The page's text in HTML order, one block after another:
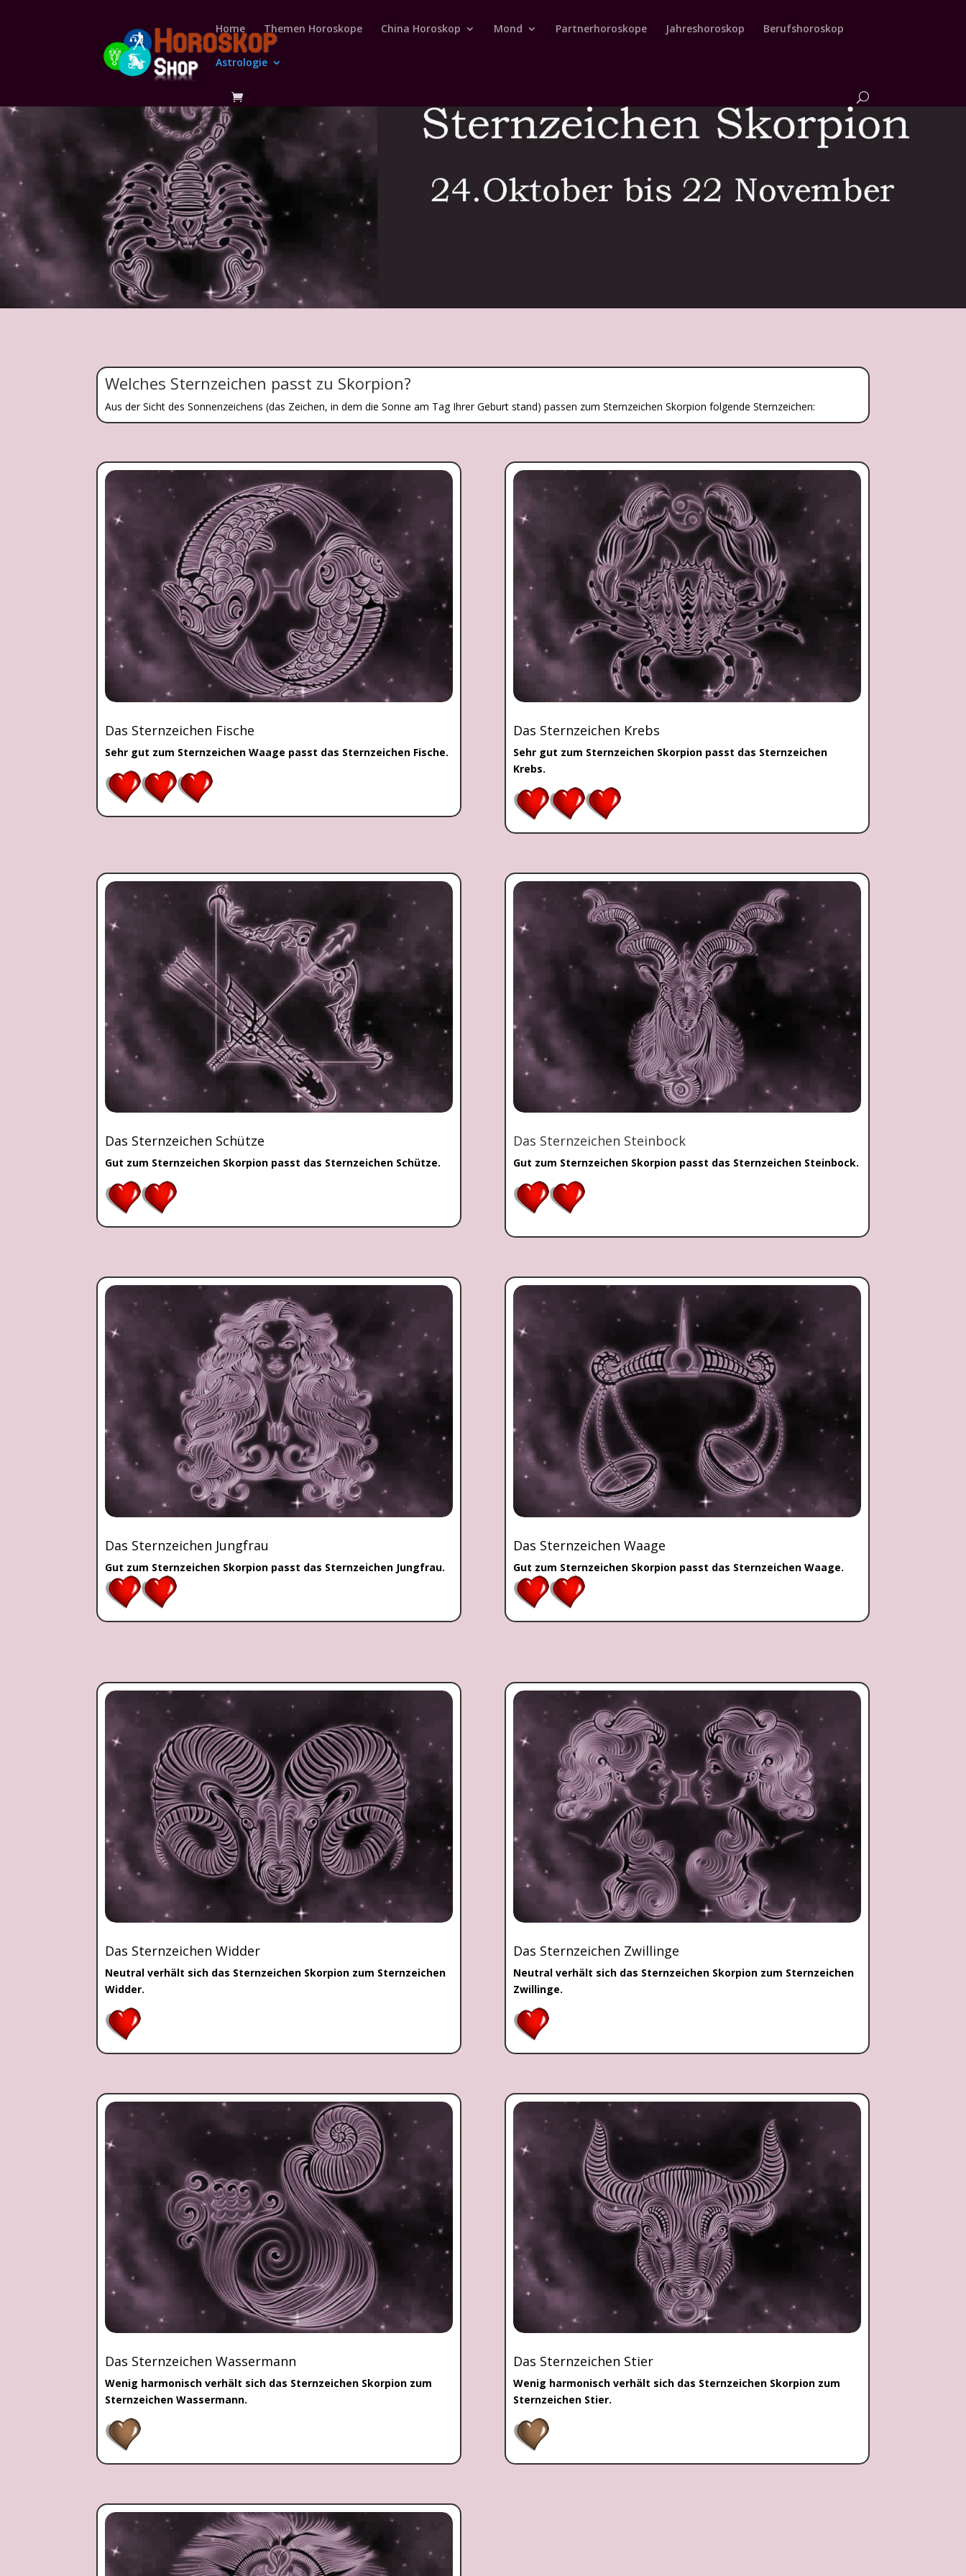
Home Themen Horoskope China Horoskop Mond Partnerhoroskope Jahreshoroskop Berufshoroskop
Astrologie
Welches Sternzeichen passt zu Skorpion?
Aus der Sicht des Sonnenzeichens (das Zeichen, in dem die Sonne am Tag Ihrer Geburt stand) passen zum Sternzeichen Skorpion folgende Sternzeichen:
Das Sternzeichen Fische
Sehr gut zum Sternzeichen Waage passt das Sternzeichen Fische.
Das Sternzeichen Krebs
Sehr gut zum Sternzeichen Skorpion passt das Sternzeichen
Krebs.
Das Sternzeichen Schütze
Gut zum Sternzeichen Skorpion passt das Sternzeichen Schütze.
Das Sternzeichen Steinbock
Gut zum Sternzeichen Skorpion passt das Sternzeichen Steinbock.
Das Sternzeichen Jungfrau
Gut zum Sternzeichen Skorpion passt das Sternzeichen Jungfrau.
Das Sternzeichen Waage
Gut zum Sternzeichen Skorpion passt das Sternzeichen Waage.
Das Sternzeichen Widder
Neutral verhält sich das Sternzeichen Skorpion zum Sternzeichen
Widder.
Das Sternzeichen Zwillinge
Neutral verhält sich das Sternzeichen Skorpion zum Sternzeichen
Zwillinge.
Das Sternzeichen Wassermann
Wenig harmonisch verhält sich das Sternzeichen Skorpion zum
Sternzeichen Wassermann.
Das Sternzeichen Stier
Wenig harmonisch verhält sich das Sternzeichen Skorpion zum
Sternzeichen Stier.